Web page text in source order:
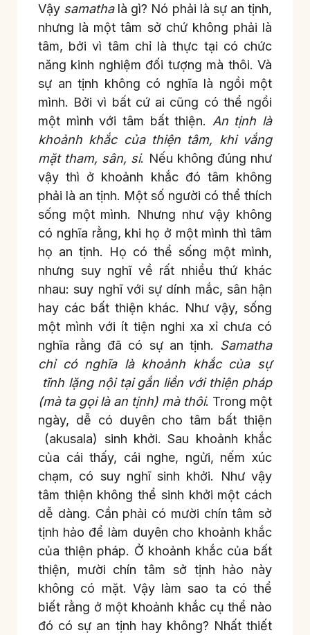
Vậy samathalà gì? Nó phải là sự an tịnh,
nhưng là một tâm sở chứ không phải là
tâm, bởi vì tâm chỉ là thực tại có chức
năng kinh nghiệm đối tượng mà thôi. Và
sự an tịnh không có nghĩa là ngồi một
mình. Bởi vì bất cứ ai cũng có thể ngồi
một mình với tâm bất thiện. An tịnh là
khoảnh khắc của thiện tâm, khi vắng
mặt tham, sân, si. Nếu không đúng như
vậy thì ở khoảnh khắc đó tâm không
phải là an tịnh. Một số người có thể thích
sống một mình. Nhưng như vậy không
có nghĩa rằng, khi họ ở một mình thì tâm
họ an tịnh. Họ có thể sống một mình,
nhưng suy nghĩ về rất nhiều thứ khác
nhau: suy nghĩ với sự dính mắc, sân hận
hay các bất thiện khác. Như vậy, sống
một mình với ít tiện nghi xa xỉ chưa có
nghĩa rằng đã có sự an tịnh. Samatha
chỉ có nghĩa là khoảnh khắc của sự
tĩnh lặng nội tại gắn liền với thiện pháp
(mà ta gọi là an tịnh) mà thôi. Trong một
ngày, dễ có duyên cho tâm bất thiện
(akusala) sinh khởi. Sau khoảnh khắc
của cái thấy, cái nghe, ngửi, nếm xúc
chạm, có suy nghĩ sinh khởi. Như vậy
tâm thiện không thể sinh khởi một cách
dễ dàng. Cần phải có mười chín tâm sở
tịnh hảo để làm duyên cho khoảnh khắc
của thiện pháp. Ở khoảnh khắc của bất
thiện, mười chín tâm sở tịnh hảo này
không có mặt. Vậy làm sao ta có thể
biết rằng ở một khoảnh khắc cụ thể nào
đó có sự an tịnh hay không? Nhất thiết